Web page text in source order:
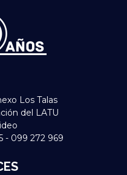
Los Talas
del LATU
- 099 272 969